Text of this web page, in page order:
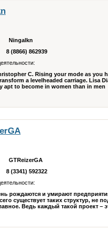
Ningalkn
8 (8866) 862939
C. Rising your mode as
a levelheaded carriage. Lisa
apt to become in women than in men
GTReizerGA
8 (3341) 592322
рождаются и умирают
существует таких структур, не
Ведь каждый такой проект –